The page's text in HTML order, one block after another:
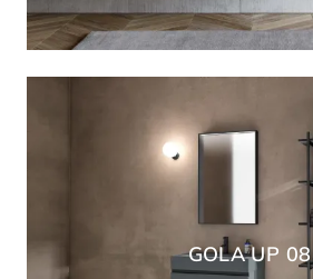
GOLA UP 08